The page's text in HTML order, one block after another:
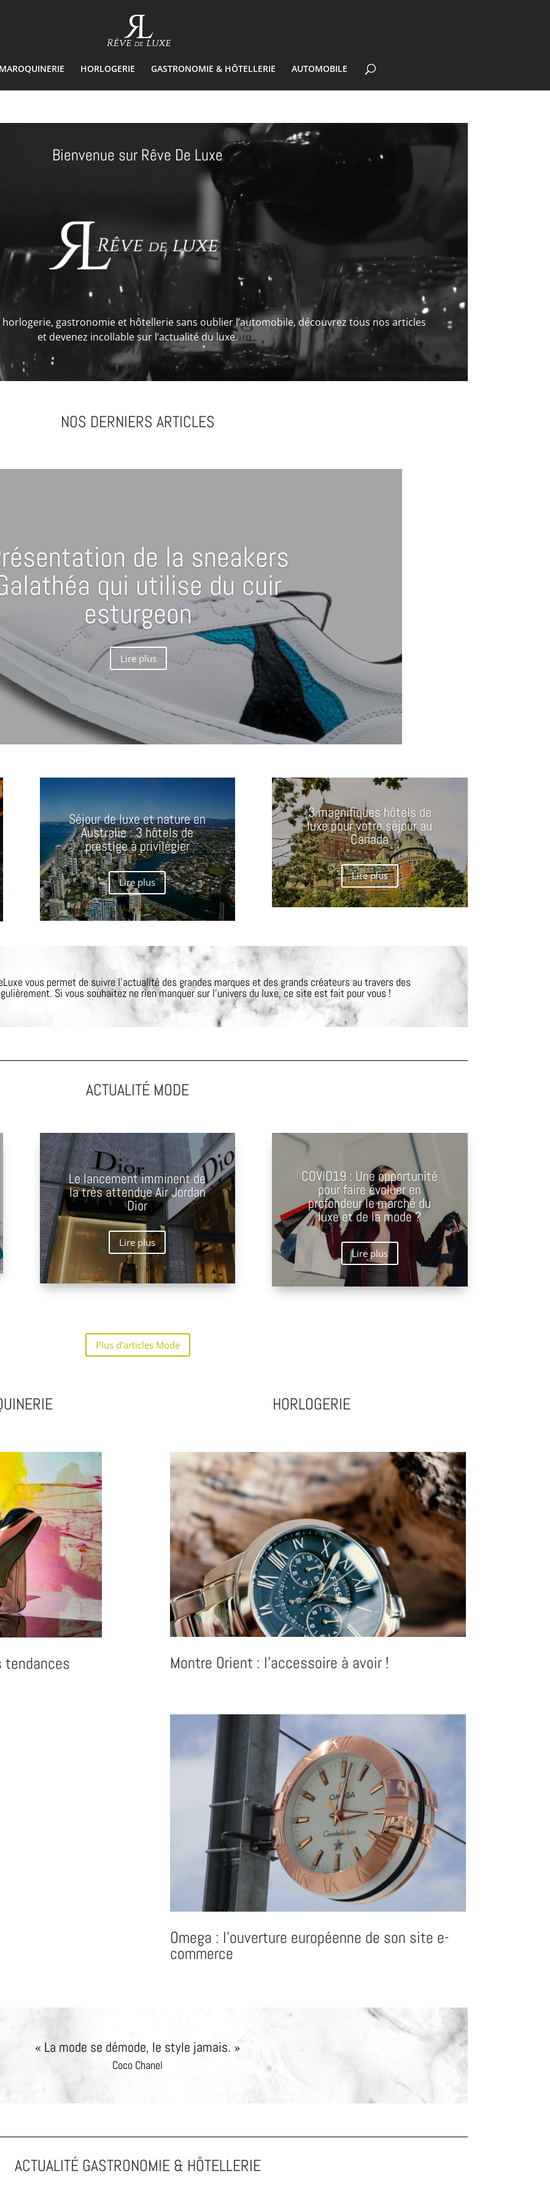
HORLOGERIE GASTRONOMIE & HÔTELLERIE AUTOMOBILE
Bienvenue sur Rêve De Luxe
gastronomie et hôtellerie sans oublier l’automobile, découvrez tous nos articles
et devenez incollable sur l’actualité du luxe.
NOS DERNIERS ARTICLES
de la sneakers
qui utilise du cuir
esturgeon
Lire plus
Séjour de luxe et nature en
Australie : 3 hôtels de
prestige à privilégier
Lire plus
3 magnifiques hôtels de
luxe pour votre séjour au
Canada
Lire plus
vous permet de suivre l’actualité des grandes marques et des grands créateurs au travers des
Si vous souhaitez ne rien manquer sur l’univers du luxe, ce site est fait pour vous !
ACTUALITÉ MODE
Le lancement imminent de
la très attendue Air Jordan
Dior
Lire plus
COVID19 : Une opportunité
pour faire évoluer en
profondeur le marché du
luxe et de la mode ?
Lire plus
Plus d'articles Mode
HORLOGERIE
Montre Orient : l’accessoire à avoir !
Omega : l’ouverture européenne de son site e-
commerce
« La mode se démode, le style jamais. »
Coco Chanel
ACTUALITÉ GASTRONOMIE & HÔTELLERIE